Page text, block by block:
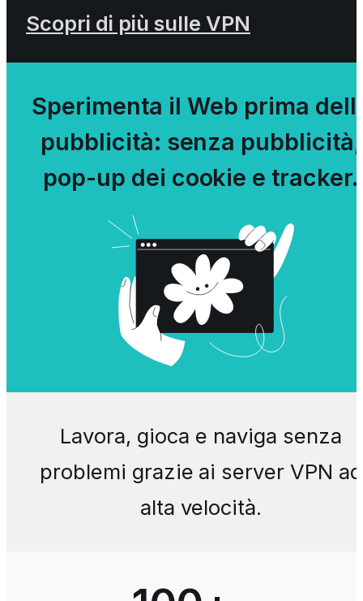
Scopri di più sulle VPN
Sperimenta il Web prima
pubblicità: senza pubblicità,
pop-up dei cookie e tracker.
Lavora, gioca e naviga senza
problemi grazie ai server VPN ad
alta velocità.